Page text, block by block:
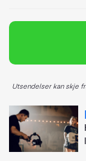
Utsendelser kan skje